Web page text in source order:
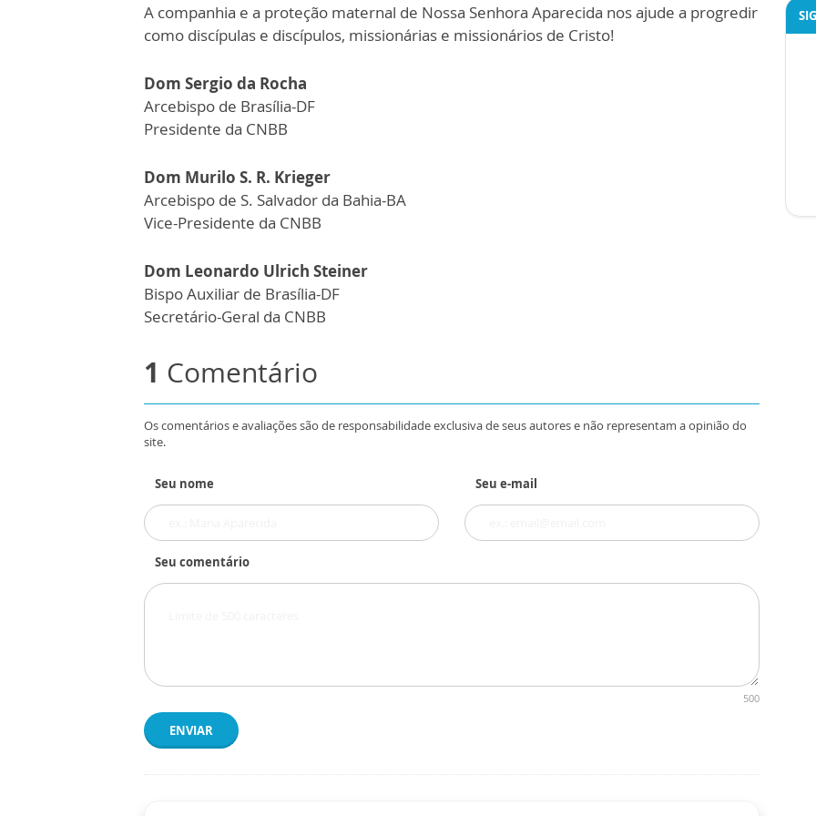
A companhia e a proteção maternal de Nossa Senhora Aparecida nos ajude a progredir
como discípulas e discípulos, missionárias e missionários de Cristo!
Dom Sergio da Rocha
Arcebispo de Brasília-DF
Presidente da CNBB
Dom Murilo S. R. Krieger
Arcebispo de S. Salvador da Bahia-BA
Vice-Presidente da CNBB
Dom Leonardo Ulrich Steiner
Bispo Auxiliar de Brasília-DF
Secretário-Geral da CNBB
1 Comentário
Os comentários e avaliações são de responsabilidade exclusiva de seus autores e não representam a opinião do
site.
Seu nome Seu e-mail
Seu comentário
500
ENVIAR